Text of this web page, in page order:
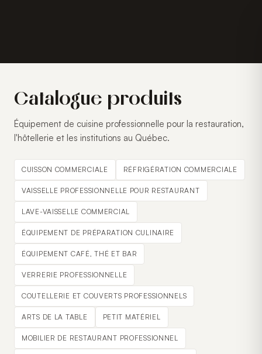
Catalogue produits
Équipement de cuisine professionnelle pour la restauration,
l'hôtellerie et les institutions au Québec.
CUISSON COMMERCIALE RÉFRIGÉRATION COMMERCIALE
VAISSELLE PROFESSIONNELLE POUR RESTAURANT
LAVE-VAISSELLE COMMERCIAL
ÉQUIPEMENT DE PRÉPARATION CULINAIRE
ÉQUIPEMENT CAFÉ, THÉ ET BAR
VERRERIE PROFESSIONNELLE
COUTELLERIE ET COUVERTS PROFESSIONNELS
ARTS DE LA TABLE PETIT MATÉRIEL
MOBILIER DE RESTAURANT PROFESSIONNEL